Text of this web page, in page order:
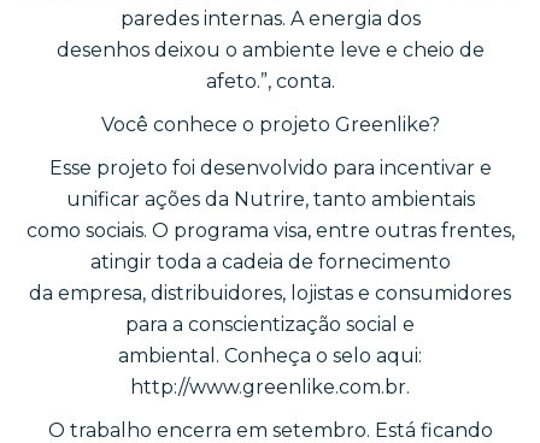
paredes internas. A energia dos
desenhos deixou o ambiente leve e cheio de
afeto.”, conta.
Você conhece o projeto Greenlike?
Esse projeto foi desenvolvido para incentivar e
unificar ações da Nutrire, tanto ambientais
como sociais. O programa visa, entre outras frentes,
atingir toda a cadeia de fornecimento
da empresa, distribuidores, lojistas e consumidores
para a conscientização social e
ambiental. Conheça o selo aqui:
http://www.greenlike.com.br.
O trabalho encerra em setembro. Está ficando